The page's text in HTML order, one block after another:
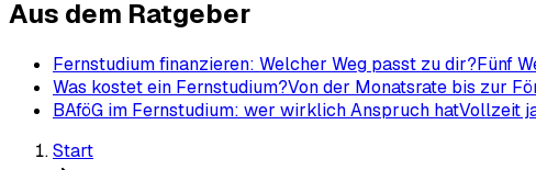
Aus dem Ratgeber
Fernstudium finanzieren: Welcher Weg passt zu dir?Fünf
Was kostet ein Fernstudium?Von der Monatsrate bis zur
BAföG im Fernstudium: wer wirklich Anspruch hatVollzeit
Start